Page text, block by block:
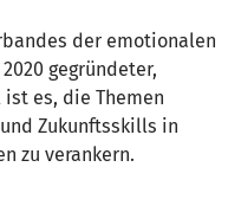
der emotionalen
gegründeter,
es, die Themen
Zukunftsskills in
zu verankern.